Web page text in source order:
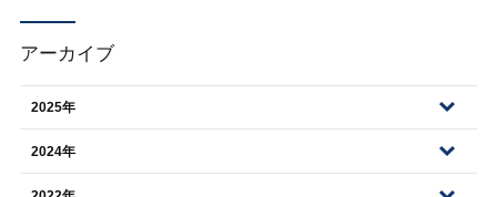
アーカイブ
2025年
2024年